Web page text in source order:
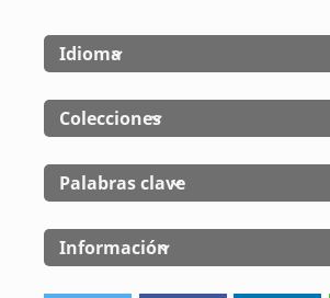
Idioma
Colecciones
Palabras clave
Información